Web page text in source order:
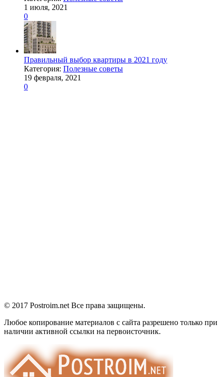
1 июля, 2021
0
Правильный выбор квартиры в 2021 году
Категория: Полезные советы
19 февраля, 2021
0
© 2017 Postroim.net Все права защищены.
Любое копирование материалов с сайта разрешено только при
наличии активной ссылки на первоисточник.